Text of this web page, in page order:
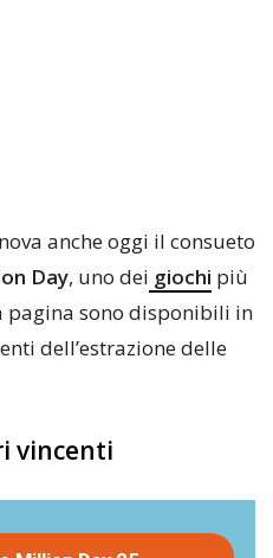
anche oggi il consueto
Day, uno dei giochi più
pagina sono disponibili in
dell’estrazione delle
vincenti